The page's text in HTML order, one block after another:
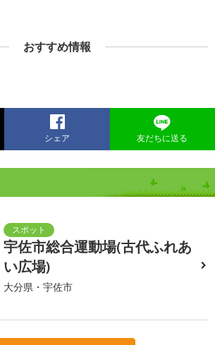
おすすめ情報
シェア 友だちに送る
宇佐市総合運動場(古代ふれあ
い広場)
大分県・宇佐市